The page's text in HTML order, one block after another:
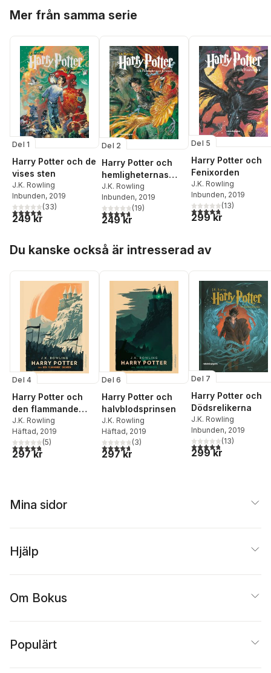
Mer från samma serie
Del 1
Harry Potter och de
vises sten
J.K. Rowling
Inbunden, 2019
4,8utav 5 stjärnor. Totalt antal röster:
(33)
249 kr
Del 2
Harry Potter och
hemligheternas
kammare
J.K. Rowling
Inbunden, 2019
4,7utav 5 stjärnor. Totalt antal röster:
(19)
249 kr
Del 5
Harry Potter och
Fenixorden
J.K. Rowling
Inbunden, 2019
4,8utav 5 stjärnor.
(13)
299 kr
Du kanske också är intresserad av
Del 4
Harry Potter och
den flammande
bägaren
J.K. Rowling
Häftad, 2019
4,8utav 5 stjärnor. Totalt antal röster:
(5)
297 kr
Del 6
Harry Potter och
halvblodsprinsen
J.K. Rowling
Häftad, 2019
4,7utav 5 stjärnor. Totalt antal röster:
(3)
297 kr
Del 7
Harry Potter och
Dödsrelikerna
J.K. Rowling
Inbunden, 2019
4,8utav 5 stjärnor.
(13)
299 kr
Mina sidor
Hjälp
Om Bokus
Populärt